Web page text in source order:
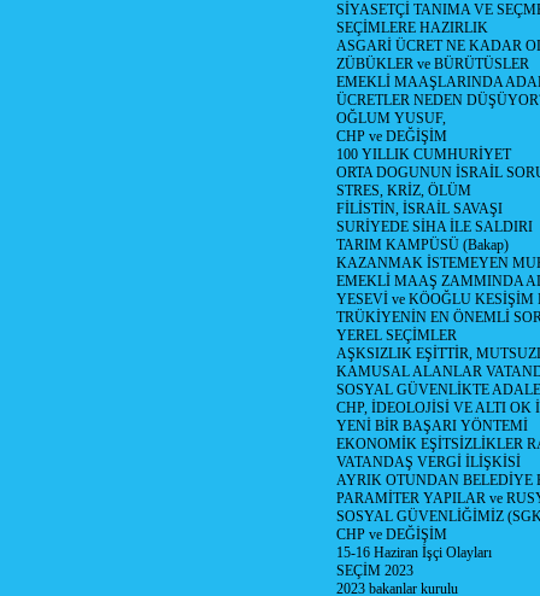
SİYASETÇİ TANIMA VE
SEÇİMLERE HAZIRLIK
ASGARİ ÜCRET NE KADAR
ZÜBÜKLER ve BÜRÜTÜSLER
EMEKLİ MAAŞLARINDA
ÜCRETLER NEDEN
OĞLUM YUSUF,
CHP ve DEĞİŞİM
100 YILLIK CUMHURİYET
ORTA DOGUNUN İSRAİL
STRES, KRİZ, ÖLÜM
FİLİSTİN, İSRAİL SAVAŞI
SURİYEDE SİHA İLE SALDIRI
TARIM KAMPÜSÜ (Bakap)
KAZANMAK İSTEMEYEN
EMEKLİ MAAŞ ZAMMINDA
YESEVİ ve KÖOĞLU
TRÜKİYENİN EN ÖNEMLİ
YEREL SEÇİMLER
AŞKSIZLIK EŞİTTİR,
KAMUSAL ALANLAR
SOSYAL GÜVENLİKTE
CHP, İDEOLOJİSİ VE ALTI OK
YENİ BİR BAŞARI YÖNTEMİ
EKONOMİK EŞİTSİZLİKLER
VATANDAŞ VERGİ İLİŞKİSİ
AYRIK OTUNDAN
PARAMİTER YAPILAR ve
SOSYAL GÜVENLİĞİMİZ
CHP ve DEĞİŞİM
15-16 Haziran İşçi Olayları
SEÇİM 2023
2023 bakanlar kurulu